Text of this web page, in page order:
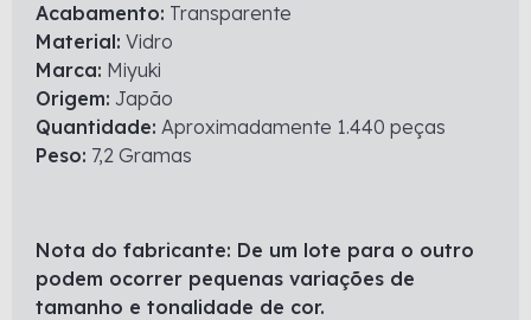
Acabamento: Transparente
Material: Vidro
Marca: Miyuki
Origem: Japão
Quantidade: Aproximadamente 1.440 peças
Peso: 7,2 Gramas
Nota do fabricante: De um lote para o outro
podem ocorrer pequenas variações de
tamanho e tonalidade de cor.